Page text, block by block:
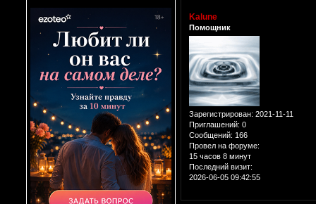
Kalune
Помощник
Зарегистрирован: 2021-11-11
Приглашений: 0
Сообщений: 166
Провел на форуме:
15 часов 8 минут
Последний визит:
2026-06-05 09:42:55